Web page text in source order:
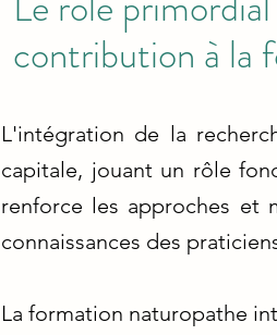
contribution à la
L'intégration de la
capitale, jouant un rôle
renforce les approches et
connaissances des
La formation naturopathe